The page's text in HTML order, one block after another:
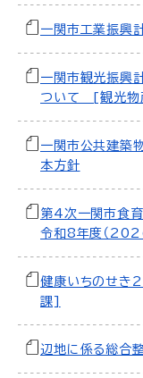
一関市工業振興
一関市観光振興
ついて [観光物
一関市公共建築
本方針
第4次一関市食
令和8年度（
健康いちのせき
課]
辺地に係る総合